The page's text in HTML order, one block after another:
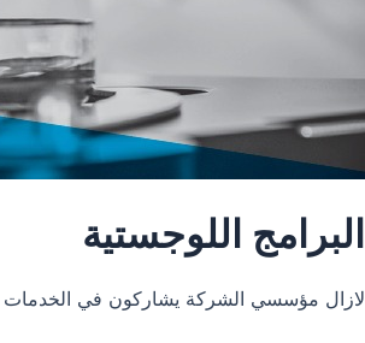
البرامج اللوجستية
لازال مؤسسي الشركة يشاركون في الخدمات